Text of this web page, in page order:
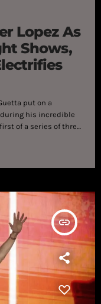
Lopez As
Shows,
put on a
his incredible
of a series of three
show. This
attended David
insert_link